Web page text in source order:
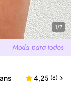
1/7
4,25 (8)